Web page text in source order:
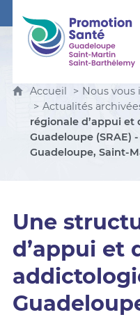
Promotion Santé
Accueil Nous vous
Actualités
régionale d’appui et
Guadeloupe (SRAE)
Guadeloupe, Saint-
Une
d’appui et